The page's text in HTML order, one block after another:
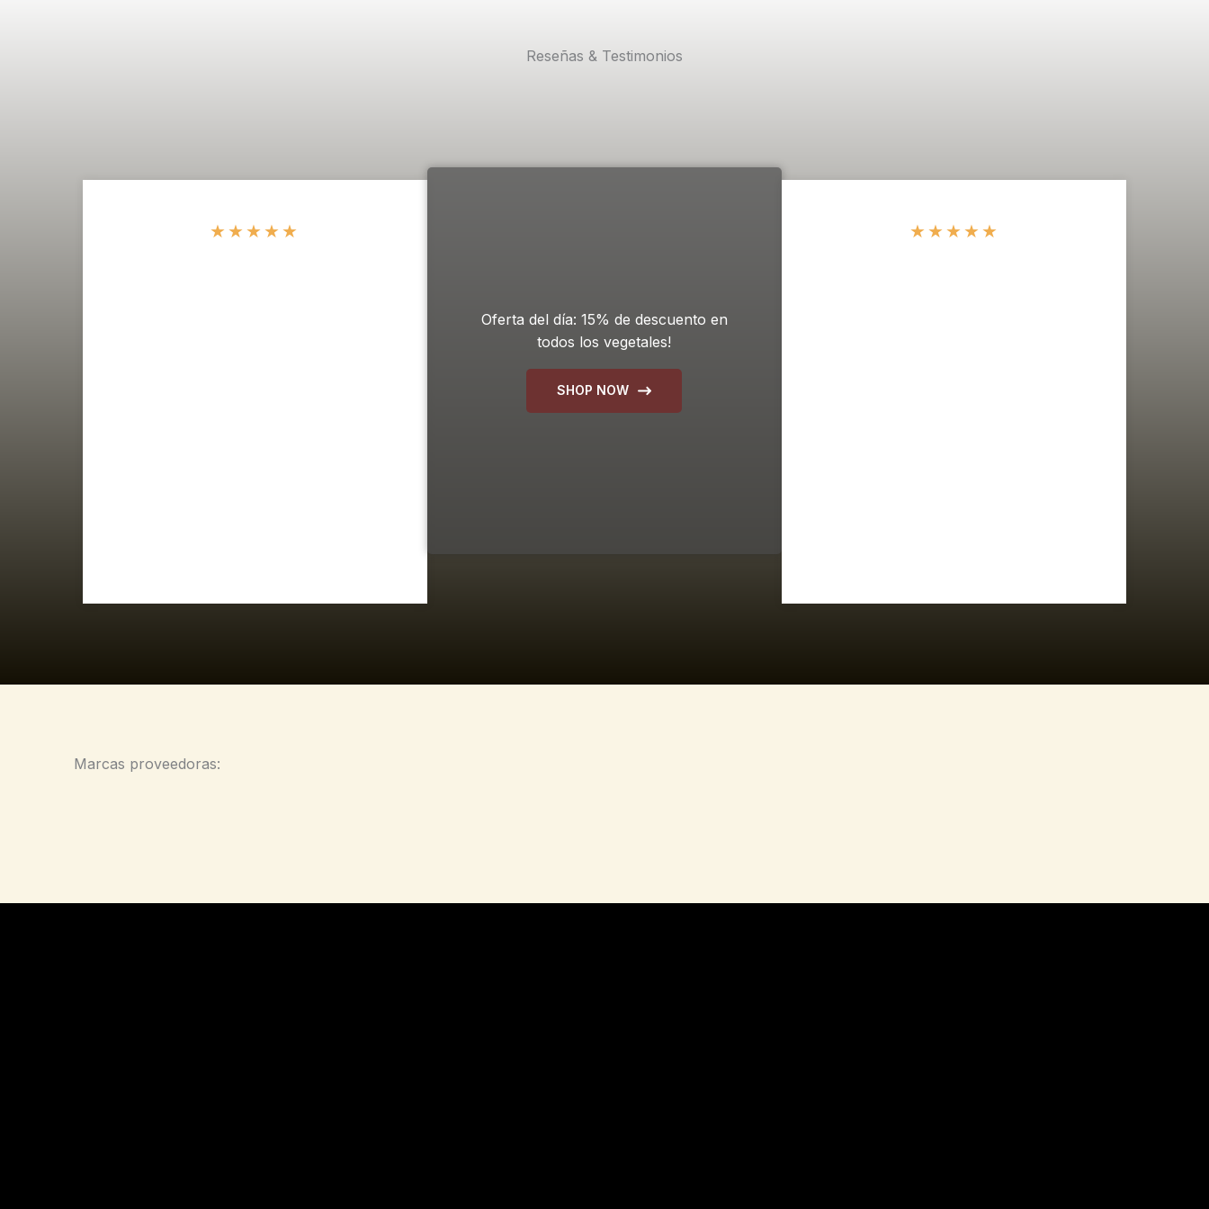
Reseñas & Testimonios
★★★★★
Oferta del día: 15% de descuento en
todos los vegetales!
SHOP NOW
★★★★★
Marcas proveedoras: